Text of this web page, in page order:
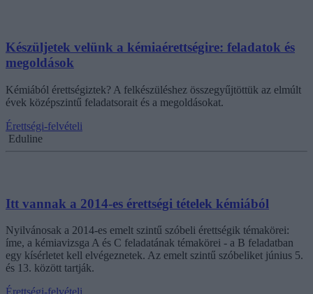
Készüljetek velünk a kémiaérettségire: feladatok és
megoldások
Kémiából érettségiztek? A felkészüléshez összegyűjtöttük az elmúlt
évek középszintű feladatsorait és a megoldásokat.
Érettségi-felvételi
Eduline
Itt vannak a 2014-es érettségi tételek kémiából
Nyilvánosak a 2014-es emelt szintű szóbeli érettségik témakörei:
íme, a kémiavizsga A és C feladatának témakörei - a B feladatban
egy kísérletet kell elvégeznetek. Az emelt szintű szóbeliket június 5.
és 13. között tartják.